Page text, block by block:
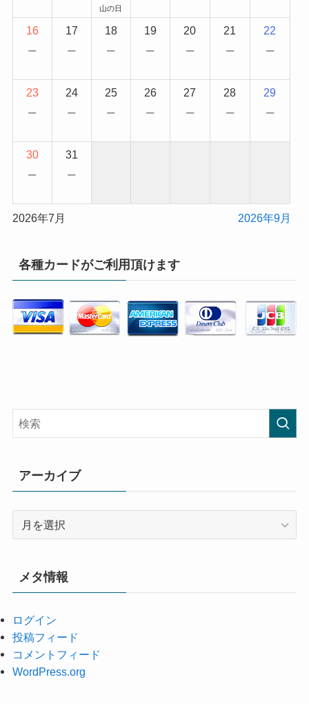
山の日
16
−
17
−
18
−
19
−
20
−
21
−
22
−
23
−
24
−
25
−
26
−
27
−
28
−
29
−
30
−
31
−
2026年7月 2026年9月
各種カードがご利用頂けます
アーカイブ
メタ情報
ログイン
投稿フィード
コメントフィード
WordPress.org